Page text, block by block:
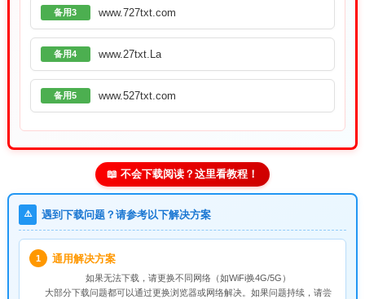
备用3 www.727txt.com
备用4 www.27txt.La
备用5 www.527txt.com
📖 不会下载阅读？这里看教程！
⚠️ 遇到下载问题？请参考以下解决方案
1 通用解决方案
如果无法下载，请更换不同网络（如WiFi换4G/5G）
大部分下载问题都可以通过更换浏览器或网络解决。如果问题持续，请尝